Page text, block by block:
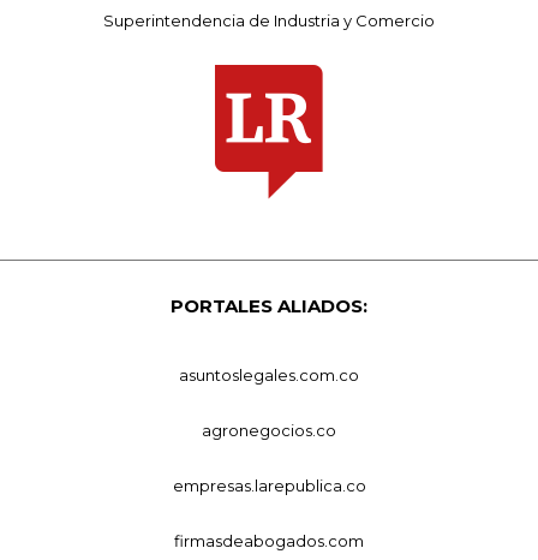
Superintendencia de Industria y Comercio
PORTALES ALIADOS:
asuntoslegales.com.co
agronegocios.co
empresas.larepublica.co
firmasdeabogados.com